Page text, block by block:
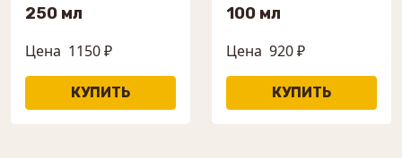
250 мл
Цена 1150 ₽
100 мл
Цена 920 ₽